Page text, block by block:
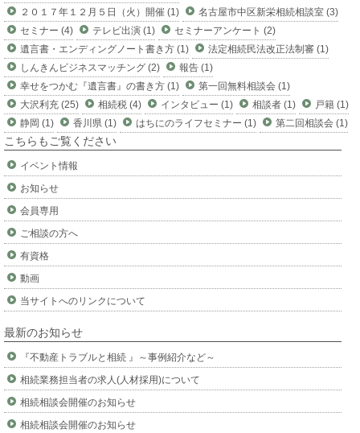
２０１７年１２月５日（火）開催 (1)
名古屋市中区新栄相続相談室 (3)
セミナー (4)
テレビ出演 (1)
セミナーアンケート (2)
遺言書・エンディングノート書き方 (1)
法定相続民法改正法制審 (1)
しんきんビジネスマッチング (2)
報告 (1)
幸せをつかむ『遺言書』の書き方 (1)
第一回無料相談会 (1)
大沢利充 (25)
相続税 (4) インタビュー (1) 相談者 (1)
戸籍 (1)
静岡 (1)
香川県 (1) はちにのライフセミナー (1) 第二回相談会 (1)
こちらもご覧ください
イベント情報
お知らせ
会員専用
ご相談の方へ
有資格
動画
当サイトへのリンクについて
最新のお知らせ
『不動産トラブルと相続 』～事例紹介など～
相続業務担当者の求人(人材採用)について
相続相談会開催のお知らせ
相続相談会開催のお知らせ